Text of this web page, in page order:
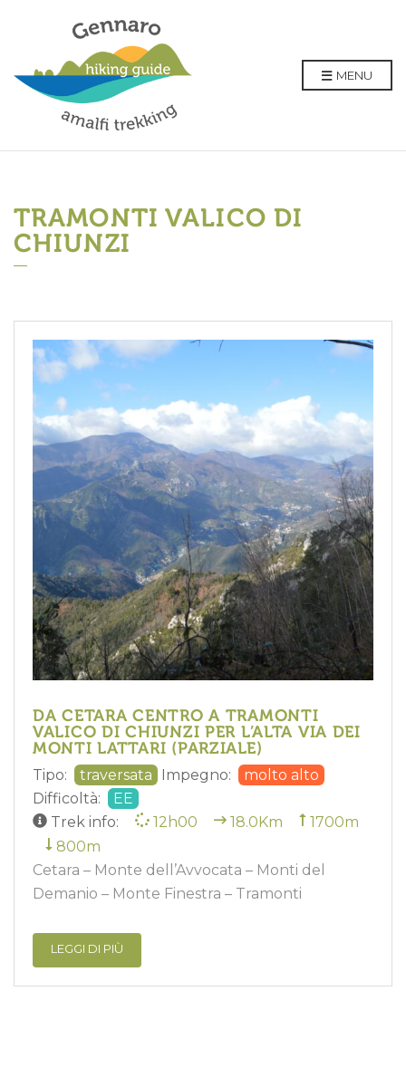
MENU
TRAMONTI VALICO DI
CHIUNZI
DA CETARA CENTRO A TRAMONTI
VALICO DI CHIUNZI PER L’ALTA VIA DEI
MONTI LATTARI (PARZIALE)
Tipo: traversata Impegno:
molto alto
Difficoltà:
EE
Trek info:
12h00 18.0Km
1700m
800m
Cetara – Monte dell’Avvocata – Monti del
Demanio – Monte Finestra – Tramonti
LEGGI DI PIÙ